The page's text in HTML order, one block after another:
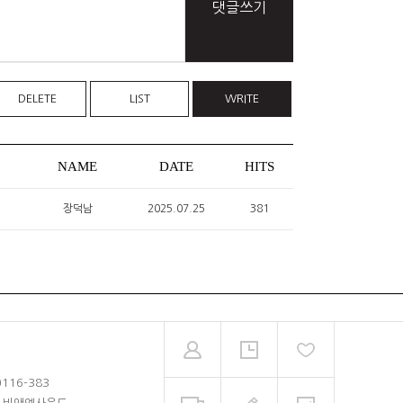
댓글쓰기
DELETE LIST WRITE
NAME DATE HITS
장덕남 2025.07.25 381
383